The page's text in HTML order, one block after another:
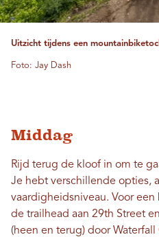
Uitzicht tijdens een
Foto: Jay Dash
Middag
Rijd terug de kloof in om te
Je hebt verschillende opties,
vaardigheidsniveau. Voor
de trailhead aan 29th Street
(heen en terug) door Waterfall